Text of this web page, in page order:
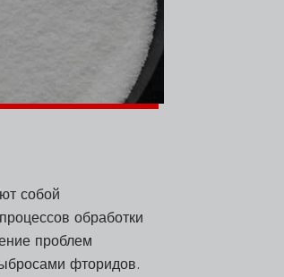
собой
обработки
проблем
фторидов.